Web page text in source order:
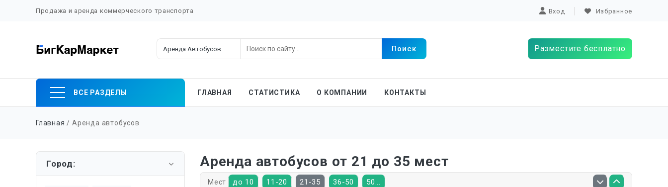
Продажа и аренда коммерческого транспорта Вход Избранное
Разместите бесплатно
ВСЕ РАЗДЕЛЫ
content
ГЛАВНАЯ СТАТИСТИКА О КОМПАНИИ КОНТАКТЫ
Главная / Аренда автобусов
Город: Аренда автобусов от 21 до 35 мест
Мест до 10 11-20 21-35 36-50 50...